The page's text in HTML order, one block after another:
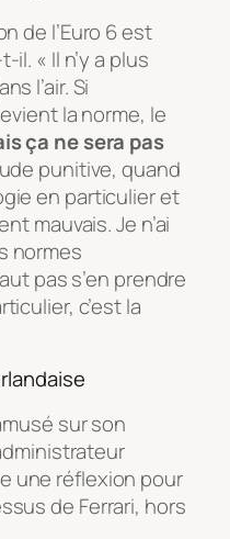
de l’Euro 6 est
« Il n’y a plus
l’air. Si
la norme, le
ça ne sera pas
punitive, quand
en particulier et
mauvais. Je n’ai
normes
pas s’en prendre
c’est la
sur son
une réflexion pour
de Ferrari, hors